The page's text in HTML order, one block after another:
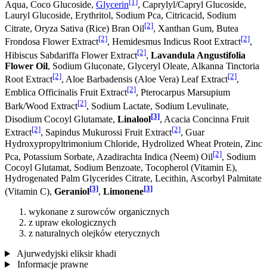
Aqua, Coco Glucoside, Glycerin
, Caprylyl/Capryl Glucoside,
Lauryl Glucoside, Erythritol, Sodium Pca, Citricacid, Sodium
Citrate, Oryza Sativa (Rice) Bran Oil[2], Xanthan Gum, Butea
Frondosa Flower Extract[2], Hemidesmus Indicus Root Extract[2],
Hibiscus Sabdariffa Flower Extract[2], Lavandula Angustifolia
Flower Oil, Sodium Gluconate, Glyceryl Oleate, Alkanna Tinctoria
Root Extract[2], Aloe Barbadensis (Aloe Vera) Leaf Extract[2],
Emblica Officinalis Fruit Extract[2], Pterocarpus Marsupium
Bark/Wood Extract[2], Sodium Lactate, Sodium Levulinate,
Disodium Cocoyl Glutamate, Linalool[3], Acacia Concinna Fruit
Extract[2], Sapindus Mukurossi Fruit Extract[2], Guar
Hydroxypropyltrimonium Chloride, Hydrolized Wheat Protein, Zinc
Pca, Potassium Sorbate, Azadirachta Indica (Neem) Oil[2], Sodium
Cocoyl Glutamat, Sodium Benzoate, Tocopherol (Vitamin E),
Hydrogenated Palm Glycerides Citrate, Lecithin, Ascorbyl Palmitate
(Vitamin C), Geraniol[3], Limonene[3]
wykonane z surowców organicznych
z upraw ekologicznych
z naturalnych olejków eterycznych
Ajurwedyjski eliksir khadi
Informacje prawne